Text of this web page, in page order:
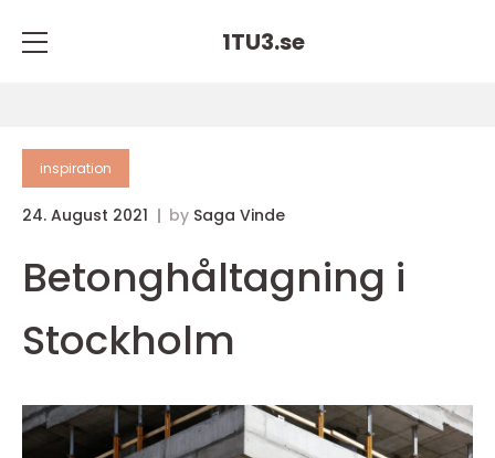
1TU3.se
inspiration
24. August 2021 by Saga Vinde
Betonghåltagning i
Stockholm